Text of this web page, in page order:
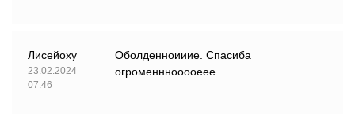
Лисейоху
23.02.2024
07:46
Оболденноииие. Спасиба
огроменннооооеее